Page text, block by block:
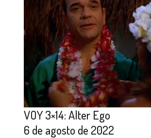
VOY 3×14: Alter Ego
6 de agosto de 2022